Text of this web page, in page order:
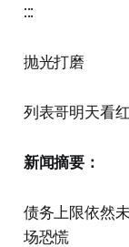
:::
抛光打磨
列表哥明天看
新闻摘要：
债务上限依然
场恐慌